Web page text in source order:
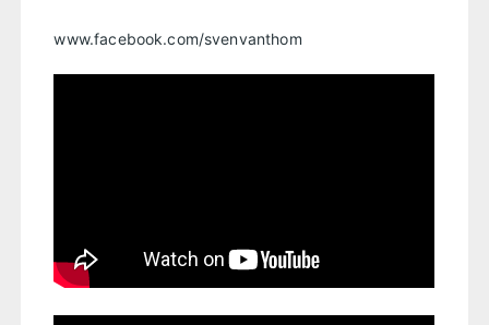
www.facebook.com/svenvanthom